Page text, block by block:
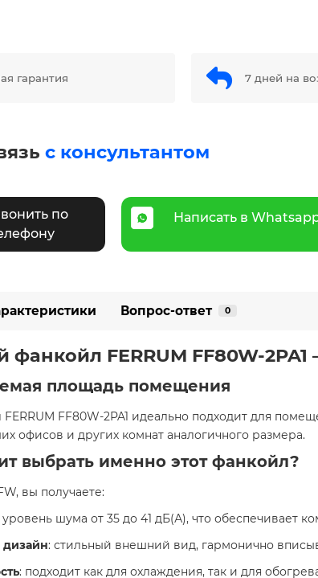
гарантия 7 дней на
с консультантом
по
Написать в
Вопрос-ответ 0
фанкойл FERRUM FF80W-
площадь помещения
FF80W-2PA1 идеально подходит для
офисов и других комнат аналогичного размера.
выбрать именно этот фанкойл?
вы получаете:
уровень шума от 35 до 41 дБ(А), что обеспечивает
: стильный внешний вид, гармонично
: подходит как для охлаждения, так и для